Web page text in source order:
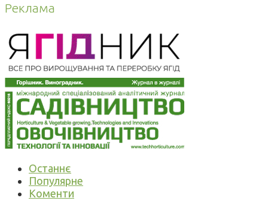
Реклама
Останнє
Популярне
Коменти